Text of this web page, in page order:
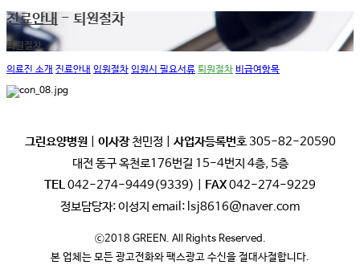
진료안내 - 퇴원절차
퇴원절차
의료진 소개 진료안내 입원절차 입원시 필요서류 퇴원절차 비급여항목
그린요양병원| 이사장천민정 | 사업자등록번호305-82-20590
대전 동구 옥천로176번길 15-4번지 4층, 5층
TEL042-274-9449(9339) | FAX042-274-9229
정보담당자: 이성지 email: lsj8616@naver.com
ⓒ2018 GREEN. All Rights Reserved.
본 업체는 모든 광고전화와 팩스광고 수신을 절대사절합니다.